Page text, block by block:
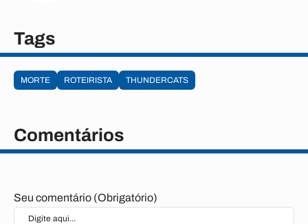
Tags
MORTE ROTEIRISTA THUNDERCATS
Comentários
Seu comentário (Obrigatório)